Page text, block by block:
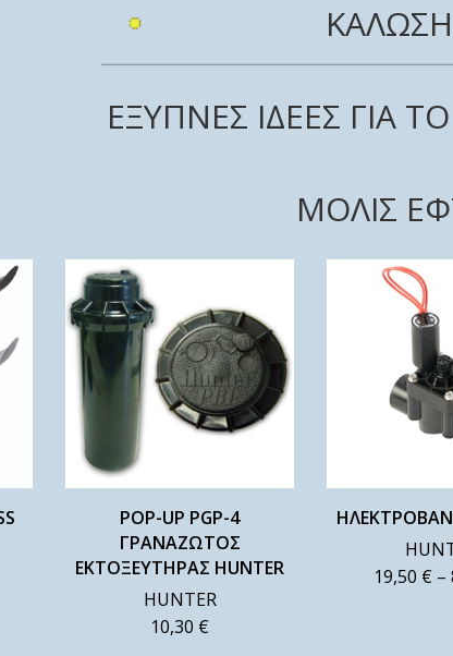
ΕΞΥΠΝΕΣ ΙΔΕΕΣ ΓΙΑ
ΜΟΛΙΣ
ΡΟΡ-UP PGP-4
ΓΡΑΝΑΖΩΤΟΣ
ΕΚΤΟΞΕΥΤΗΡΑΣ HUNTER
HUNTER
10,30 €
19,50 € –